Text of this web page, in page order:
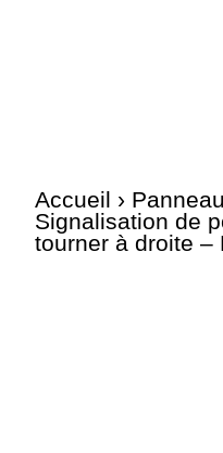
Accueil ›
Signalisation de
tourner à droite –